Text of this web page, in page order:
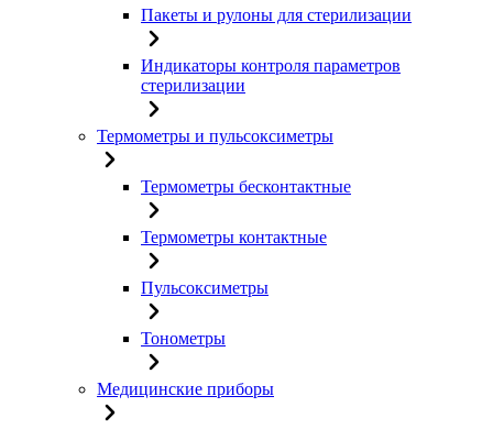
Пакеты и рулоны для стерилизации
Индикаторы контроля параметров
стерилизации
Термометры и пульсоксиметры
Термометры бесконтактные
Термометры контактные
Пульсоксиметры
Тонометры
Медицинские приборы